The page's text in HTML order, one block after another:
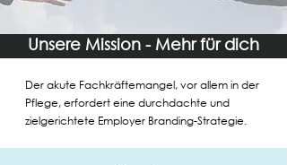
Unsere Mission - Mehr für dich
Der akute Fachkräftemangel, vor allem in der
Pflege, erfordert eine durchdachte und
zielgerichtete Employer Branding-Strategie.